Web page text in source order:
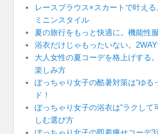
レースブラウス×スカートで叶え
ミニンスタイル
夏の旅行をもっと快適に。機能性
浴衣だけじゃもったいない。
大人女性の夏コーデを格上げする
楽しみ方
ぽっちゃり女子の酷暑対策は“ゆる
ド！
ぽっちゃり女子の浴衣は“ラクして
しむ選び方